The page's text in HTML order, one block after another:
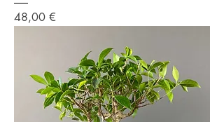
Preis
48,00 €